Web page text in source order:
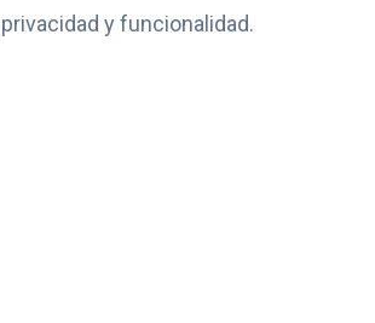
y funcionalidad.